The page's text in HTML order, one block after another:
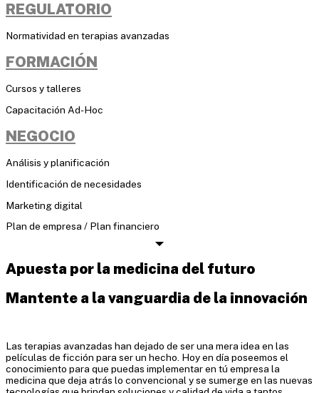
REGULATORIO
Normatividad en terapias avanzadas
FORMACIÓN
Cursos y talleres
Capacitación Ad-Hoc
NEGOCIO
Análisis y planificación
Identificación de necesidades
Marketing digital
Plan de empresa / Plan financiero
Apuesta por la medicina del futuro
Mantente a la vanguardia de la innovación
Las terapias avanzadas han dejado de ser una mera idea en las
películas de ficción para ser un hecho. Hoy en día poseemos el
conocimiento para que puedas implementar en tú empresa la
medicina que deja atrás lo convencional y se sumerge en las nuevas